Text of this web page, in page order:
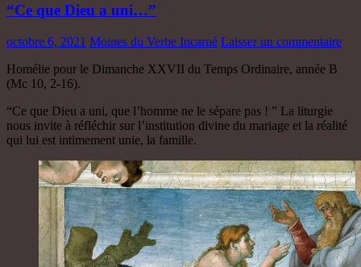
“Ce que Dieu a uni…”
octobre 6, 2021 Moines du Verbe Incarné Laisser un commentaire
Homélie pour le Dimanche XXVII du Temps Ordinaire, année B
(Mc 10, 2-16).
“Ce que Dieu a uni, que l’homme ne le sépare pas ! ” La liturgie
nous invite à réfléchir sur l’institution divine du mariage et la réalité
qui lui est intimement unie, la famille.